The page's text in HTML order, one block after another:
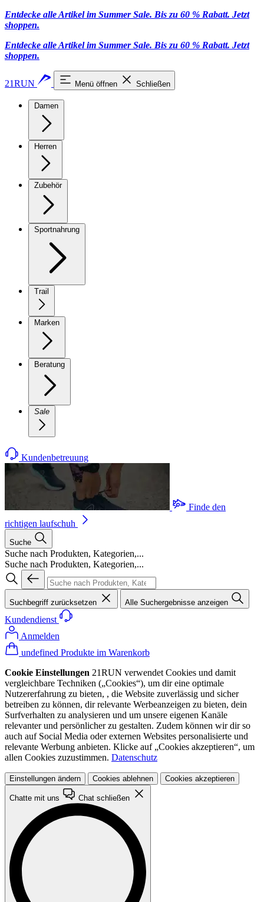
Entdecke alle Artikel im Summer Sale. Bis zu 60 % Rabatt. Jetzt
shoppen.
Entdecke alle Artikel im Summer Sale. Bis zu 60 % Rabatt. Jetzt
shoppen.
21RUN Menü öffnen Schließen
Damen
Herren
Zubehör
Sportnahrung
Trail
Marken
Beratung
Sale
Kundenbetreuung
Finde den
richtigen laufschuh
Suche
Suche nach Produkten, Kategorien,...
Suche nach Produkten, Kategorien,...
Suchbegriff zurücksetzen Alle Suchergebnisse anzeigen
Kundendienst
Anmelden
undefined Produkte im Warenkorb
Cookie Einstellungen 21RUN verwendet Cookies und damit
vergleichbare Techniken („Cookies“), um dir eine optimale
Nutzererfahrung zu bieten, , die Website zuverlässig und sicher
betreiben zu können, dir relevante Werbeanzeigen zu bieten, dein
Surfverhalten zu analysieren und um unsere eigenen Kanäle
relevanter und persönlicher zu gestalten. Zudem können wir dir so
auch auf Social Media oder externen Websites personalisierte und
relevante Werbung anbieten. Klicke auf „Cookies akzeptieren“, um
allen Cookies zuzustimmen. Datenschutz
Einstellungen ändern Cookies ablehnen Cookies akzeptieren
Chatte mit uns Chat schließen